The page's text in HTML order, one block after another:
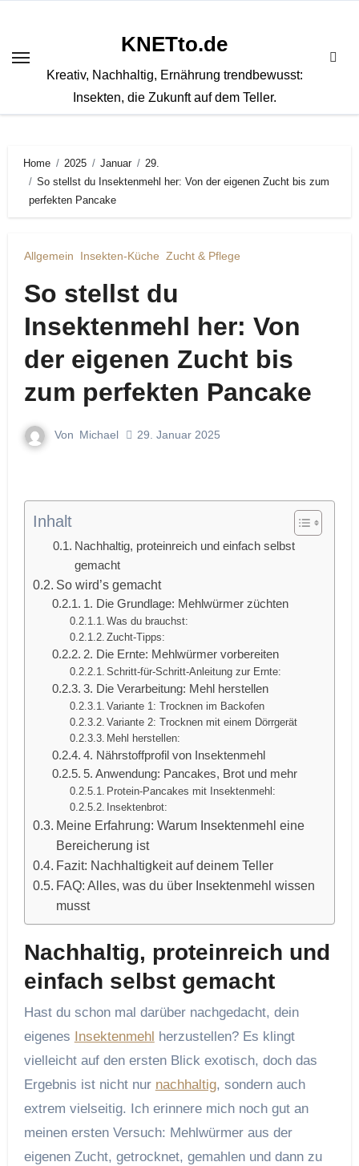
springen
KNETto.de
Kreativ, Nachhaltig, Ernährung trendbewusst:
Insekten, die Zukunft auf dem Teller.
Home 2025 Januar
29.
So stellst du Insektenmehl her: Von der eigenen Zucht bis zum
perfekten Pancake
Allgemein Insekten-Küche Zucht & Pflege
So stellst du
Insektenmehl her: Von
der eigenen Zucht bis
zum perfekten Pancake
Von Michael 29. Januar 2025
Inhalt
Nachhaltig, proteinreich und einfach selbst
gemacht
So wird’s gemacht
1. Die Grundlage: Mehlwürmer züchten
Was du brauchst:
Zucht-Tipps:
2. Die Ernte: Mehlwürmer vorbereiten
Schritt-für-Schritt-Anleitung zur Ernte:
3. Die Verarbeitung: Mehl herstellen
Variante 1: Trocknen im Backofen
Variante 2: Trocknen mit einem Dörrgerät
Mehl herstellen:
4. Nährstoffprofil von Insektenmehl
5. Anwendung: Pancakes, Brot und mehr
Protein-Pancakes mit Insektenmehl:
Insektenbrot:
Meine Erfahrung: Warum Insektenmehl eine
Bereicherung ist
Fazit: Nachhaltigkeit auf deinem Teller
FAQ: Alles, was du über Insektenmehl wissen
musst
Nachhaltig, proteinreich und
einfach selbst gemacht
Hast du schon mal darüber nachgedacht, dein
eigenes
Insektenmehl herzustellen? Es klingt
vielleicht auf den ersten Blick exotisch, doch das
Ergebnis ist nicht nur nachhaltig, sondern auch
extrem vielseitig. Ich erinnere mich noch gut an
meinen ersten Versuch: Mehlwürmer aus der
eigenen Zucht, getrocknet, gemahlen und dann zu